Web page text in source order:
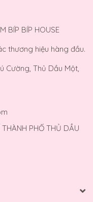
BÍP BÍP HOUSE
thương hiệu hàng đầu.
Cường, Thủ Dầu Một,
PHỐ THỦ DẦU